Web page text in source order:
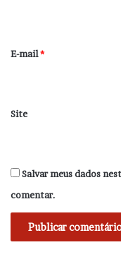
*
E-mail*
Site
Salvar meus dados
comentar.